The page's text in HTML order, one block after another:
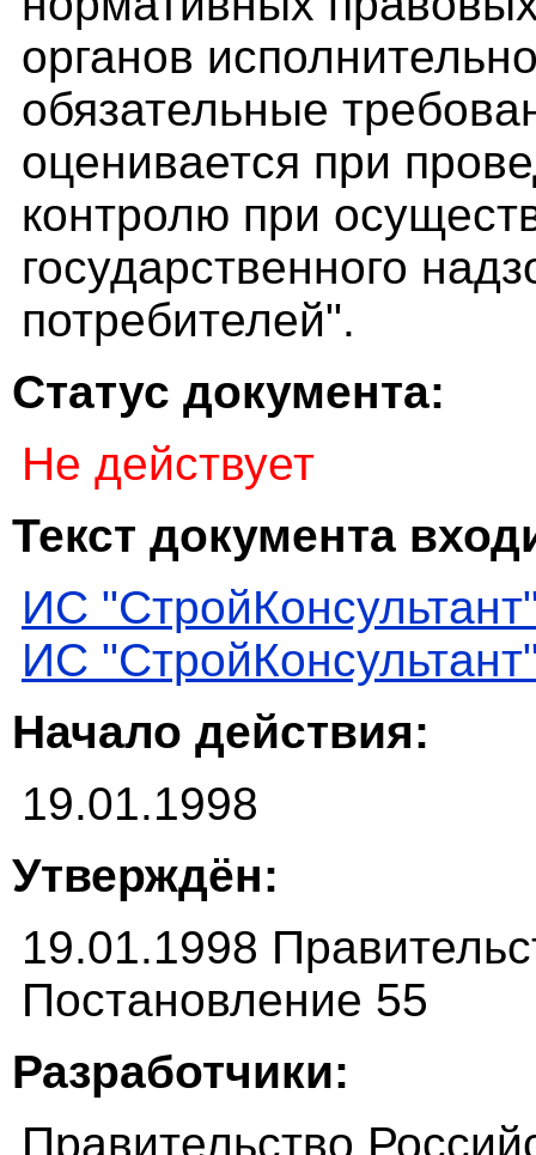
органов
обязательные
оценивается при
контролю при
государственного
потребителей".
Статус документа:
Не действует
Текст документа
ИС
ИС
Начало действия:
19.01.1998
Утверждён:
19.01.1998
Постановление 55
Разработчики:
Правительство